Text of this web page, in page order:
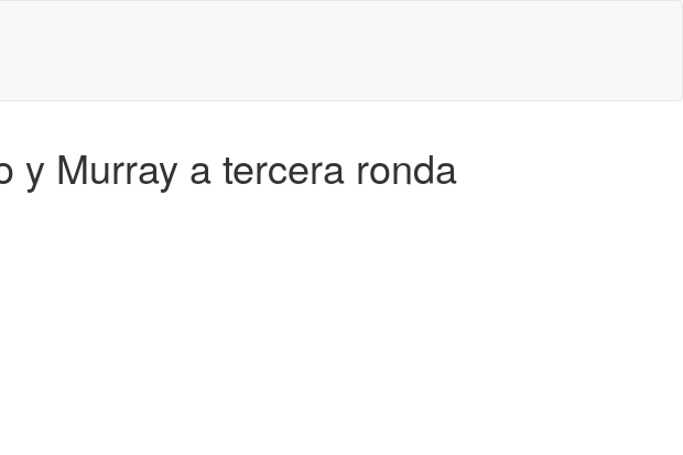
y Murray a tercera ronda